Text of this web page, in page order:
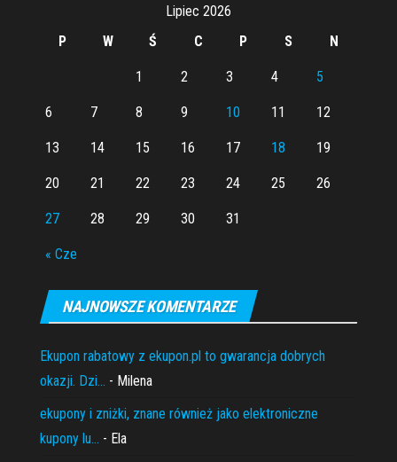
Lipiec 2026
P
W Ś C P S N
« Cze
1 2 3 4 5
6 7 8 9 10 11 12
13 14 15 16 17 18 19
20 21 22 23 24 25 26
27 28 29 30 31
NAJNOWSZE KOMENTARZE
Ekupon rabatowy z ekupon.pl to gwarancja dobrych
okazji. Dzi... - Milena
ekupony i zniżki, znane również jako elektroniczne
kupony lu... - Ela